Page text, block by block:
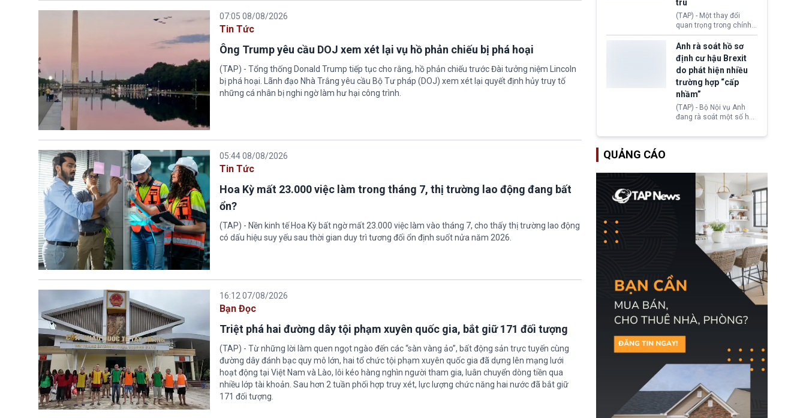
07:05 08/08/2026
Tin Tức
Ông Trump yêu cầu DOJ xem xét lại vụ hồ phản chiếu bị phá hoại
(TAP) - Tổng thống Donald Trump tiếp tục cho rằng, hồ phản chiếu trước Đài tưởng niệm Lincoln
bị phá hoại. Lãnh đạo Nhà Trắng yêu cầu Bộ Tư pháp (DOJ) xem xét lại quyết định hủy truy tố
những cá nhân bị nghi ngờ làm hư hại công trình.
05:44 08/08/2026
Tin Tức
Hoa Kỳ mất 23.000 việc làm trong tháng 7, thị trường lao động đang bất
ổn?
(TAP) - Nền kinh tế Hoa Kỳ bất ngờ mất 23.000 việc làm vào tháng 7, cho thấy thị trường lao động
có dấu hiệu suy yếu sau thời gian duy trì tương đối ổn định suốt nửa năm 2026.
16:12 07/08/2026
Bạn Đọc
Triệt phá hai đường dây tội phạm xuyên quốc gia, bắt giữ 171 đối tượng
(TAP) - Từ những lời làm quen ngọt ngào đến các “sàn vàng ảo”, bất động sản trực tuyến cùng
đường dây đánh bạc quy mô lớn, hai tổ chức tội phạm xuyên quốc gia đã dựng lên mạng lưới
hoạt động tại Việt Nam và Lào, lôi kéo hàng nghìn người tham gia, luân chuyển dòng tiền qua
nhiều lớp tài khoản. Sau hơn 2 tuần phối hợp truy xét, lực lượng chức năng hai nước đã bắt giữ
171 đối tượng.
chính quyền Tổng thống
Donald Trump và chính
phủ cánh tả Tổng thống
da Silva đang leo thang
gay gắt.
trú
(TAP) - Một thay đổi
quan trọng trong chính
sách nhập cư của New
Zealand đang mở ra
thêm cơ hội cho nhiều
người muốn định cư. Từ
nay, người mắc viêm
gan B hoặc viêm gan C
sẽ không còn bị mặc
định không đáp ứng tiêu
chuẩn sức khỏe chỉ vì
chi phí điều trị khi nộp hồ
Anh rà soát hồ sơ
định cư hậu Brexit
do phát hiện nhiều
trường hợp “cấp
nhầm”
(TAP) - Bộ Nội vụ Anh
đang rà soát một số hồ
Định cư EU (EU
quy chế cư trú hậu
Brexit “do nhầm lẫn”.
Động thái này làm dấy
lên lo ngại về việc thực
thi Thỏa thuận Rút khỏi
Liên minh châu Âu
(Withdrawal
Agreement).
QUẢNG CÁO